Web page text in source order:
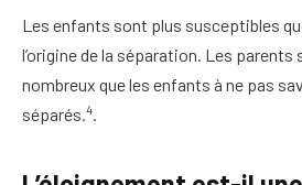
Les enfants sont plus susceptibles
l’origine de la séparation. Les parents
nombreux que les enfants à ne pas
séparés. 4